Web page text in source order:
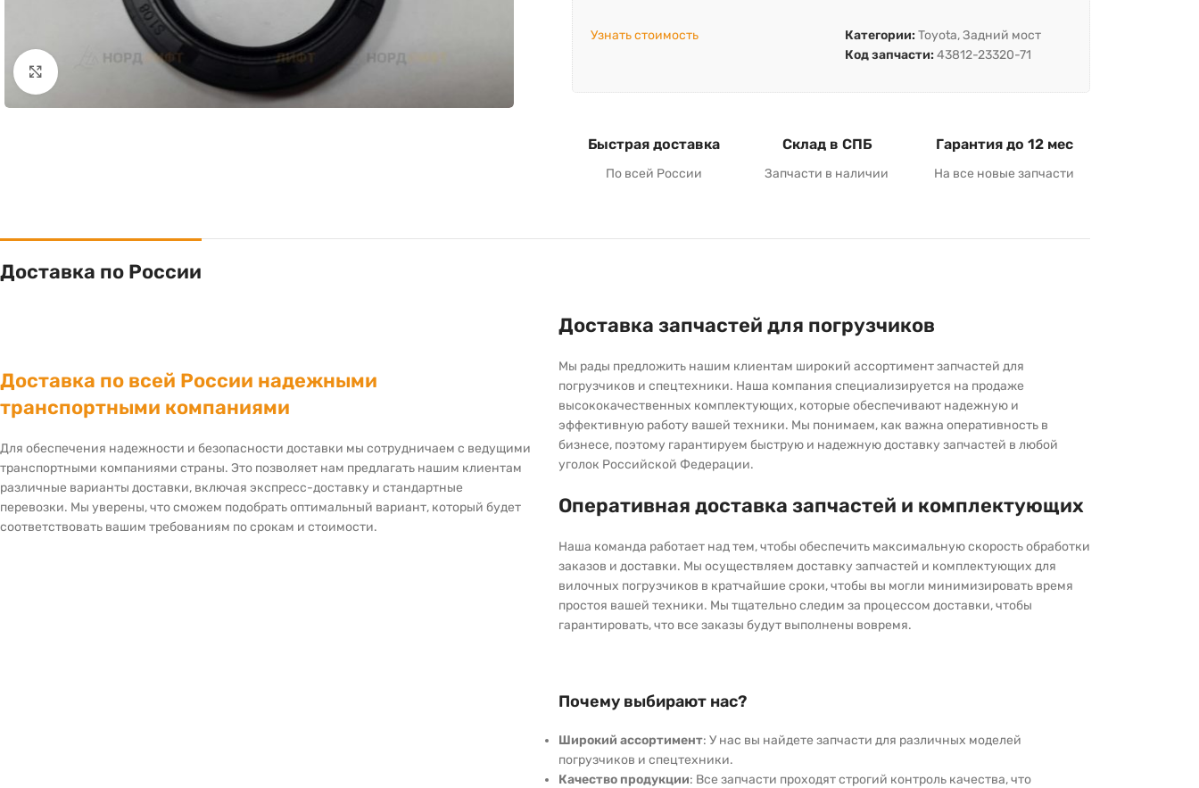
Узнать стоимость Категории: Toyota, Задний мост
Код запчасти: 43812-23320-71
Быстрая доставка
По всей России
Склад в СПБ
Запчасти в наличии
Гарантия до 12 мес
На все новые запчасти
Доставка по России
Доставка по всей России надежными
транспортными компаниями
Для обеспечения надежности и безопасности доставки мы сотрудничаем с ведущими
транспортными компаниями страны. Это позволяет нам предлагать нашим клиентам
различные варианты доставки, включая экспресс-доставку и стандартные
перевозки. Мы уверены, что сможем подобрать оптимальный вариант, который будет
соответствовать вашим требованиям по срокам и стоимости.
Доставка запчастей для погрузчиков
Мы рады предложить нашим клиентам широкий ассортимент запчастей для
погрузчиков и спецтехники. Наша компания специализируется на продаже
высококачественных комплектующих, которые обеспечивают надежную и
эффективную работу вашей техники. Мы понимаем, как важна оперативность в
бизнесе, поэтому гарантируем быструю и надежную доставку запчастей в любой
уголок Российской Федерации.
Оперативная доставка запчастей и комплектующих
Наша команда работает над тем, чтобы обеспечить максимальную скорость обработки
заказов и доставки. Мы осуществляем доставку запчастей и комплектующих для
вилочных погрузчиков в кратчайшие сроки, чтобы вы могли минимизировать время
простоя вашей техники. Мы тщательно следим за процессом доставки, чтобы
гарантировать, что все заказы будут выполнены вовремя.
Почему выбирают нас?
Широкий ассортимент: У нас вы найдете запчасти для различных моделей
погрузчиков и спецтехники.
Качество продукции: Все запчасти проходят строгий контроль качества, что